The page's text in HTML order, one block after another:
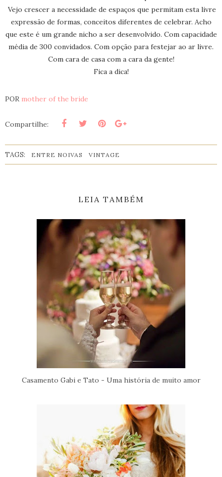
Vejo crescer a necessidade de espaços que permitam esta livre
expressão de formas, conceitos diferentes de celebrar. Acho
que este é um grande nicho a ser desenvolvido. Com capacidade
média de 300 convidados. Com opção para festejar ao ar livre.
Com cara de casa com a cara da gente!
Fica a dica!
POR mother of the bride
Compartilhe:
TAGS: ENTRE NOIVAS VINTAGE
LEIA TAMBÉM
Casamento Gabi e Tato - Uma história de muito amor